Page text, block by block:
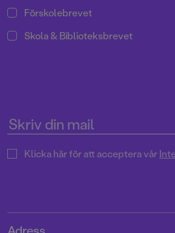
Förskolebrevet
Skola & Biblioteksbrevet
Klicka här för att acceptera vår